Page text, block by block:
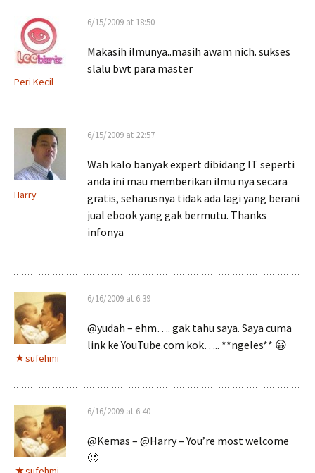
Peri Kecil
6/15/2009 at 18:50
Makasih ilmunya..masih awam nich. sukses
slalu bwt para master
Harry
6/15/2009 at 22:57
Wah kalo banyak expert dibidang IT seperti
anda ini mau memberikan ilmu nya secara
gratis, seharusnya tidak ada lagi yang berani
jual ebook yang gak bermutu. Thanks
infonya
sufehmi
6/16/2009 at 6:39
@yudah – ehm…. gak tahu saya. Saya cuma
link ke YouTube.com kok….. **ngeles** 😀
6/16/2009 at 6:40
@Kemas – @Harry – You’re most welcome
🙂